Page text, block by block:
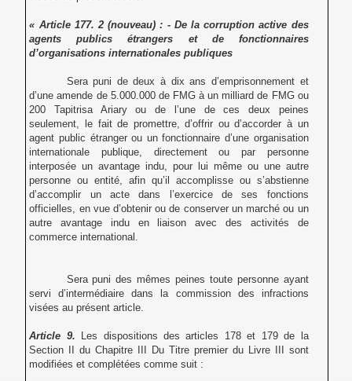
« Article 177. 2 (nouveau) : - De la corruption active des
agents publics étrangers et de fonctionnaires
d’organisations internationales publiques
Sera puni de deux à dix ans d’emprisonnement et
d’une amende de 5.000.000 de FMG à un milliard de FMG ou
200 Tapitrisa Ariary ou de l’une de ces deux peines
seulement, le fait de promettre, d’offrir ou d’accorder à un
agent public étranger ou un fonctionnaire d’une organisation
internationale publique, directement ou par personne
interposée un avantage indu, pour lui même ou une autre
personne ou entité, afin qu’il accomplisse ou s’abstienne
d’accomplir un acte dans l’exercice de ses fonctions
officielles, en vue d’obtenir ou de conserver un marché ou un
autre avantage indu en liaison avec des activités de
commerce international.
Sera puni des mêmes peines toute personne ayant
servi d’intermédiaire dans la commission des infractions
visées au présent article.
Article 9.
Les dispositions des articles 178 et 179 de la
Section II du Chapitre III Du Titre premier du Livre III sont
modifiées et complétées comme suit :